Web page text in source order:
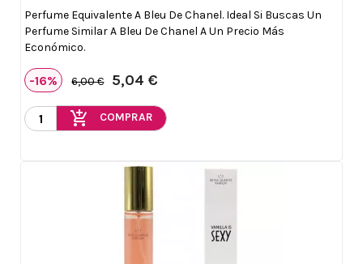
Perfume Equivalente A Bleu De Chanel. Ideal Si Buscas Un
Perfume Similar A Bleu De Chanel A Un Precio Más
Económico.
-16% 6,00 € 5,04 €
add_shopping_cart COMPRAR